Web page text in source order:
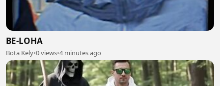
BE-LOHA
Bota Kely•0 views•4 minutes ago